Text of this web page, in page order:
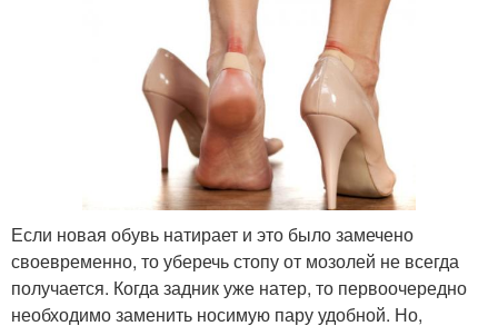
Если новая обувь натирает и это было замечено
своевременно, то уберечь стопу от мозолей не всегда
получается. Когда задник уже натер, то первоочередно
необходимо заменить носимую пару удобной. Но,